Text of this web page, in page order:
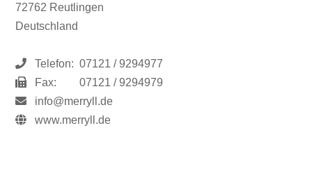
72762 Reutlingen
Deutschland
Telefon: 07121 / 9294977
Fax:
07121 / 9294979
info@merryll.de
www.merryll.de